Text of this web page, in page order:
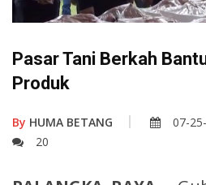
Pasar Tani Berkah
Produk
By HUMA BETANG 07-
20